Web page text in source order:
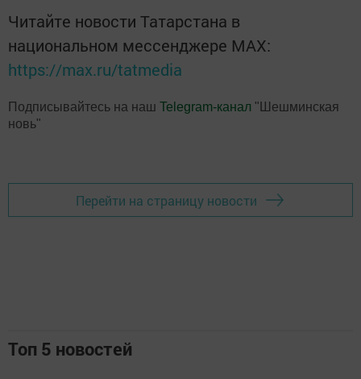
Читайте новости Татарстана в
национальном мессенджере MАХ:
https://max.ru/tatmedia
Подписывайтесь на наш Telegram-канал "Шешминская
новь"
Перейти на страницу новости
Топ 5 новостей